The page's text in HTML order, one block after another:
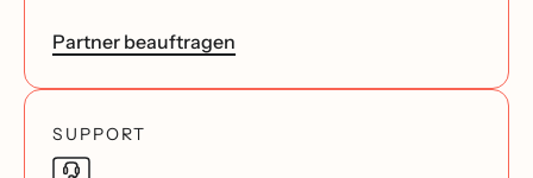
Partner beauftragen
SUPPORT